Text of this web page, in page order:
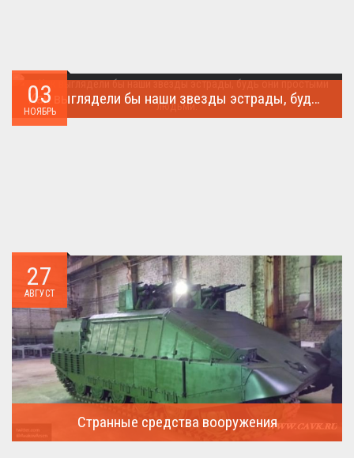
03
НОЯБРЬ
Как выглядели бы наши звезды эстрады, будь они простыми людьми.
27
АВГУСТ
Странные средства вооружения